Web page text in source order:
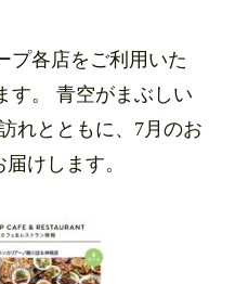
プ各店をご利用いた
す。 青空がまぶしい
れとともに、7月のお
けします。